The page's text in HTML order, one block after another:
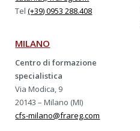
Tel(+39) 0953 288.408
MILANO
Centro di formazione
specialistica
Via Modica, 9
20143 – Milano (MI)
cfs-milano@frareg.com